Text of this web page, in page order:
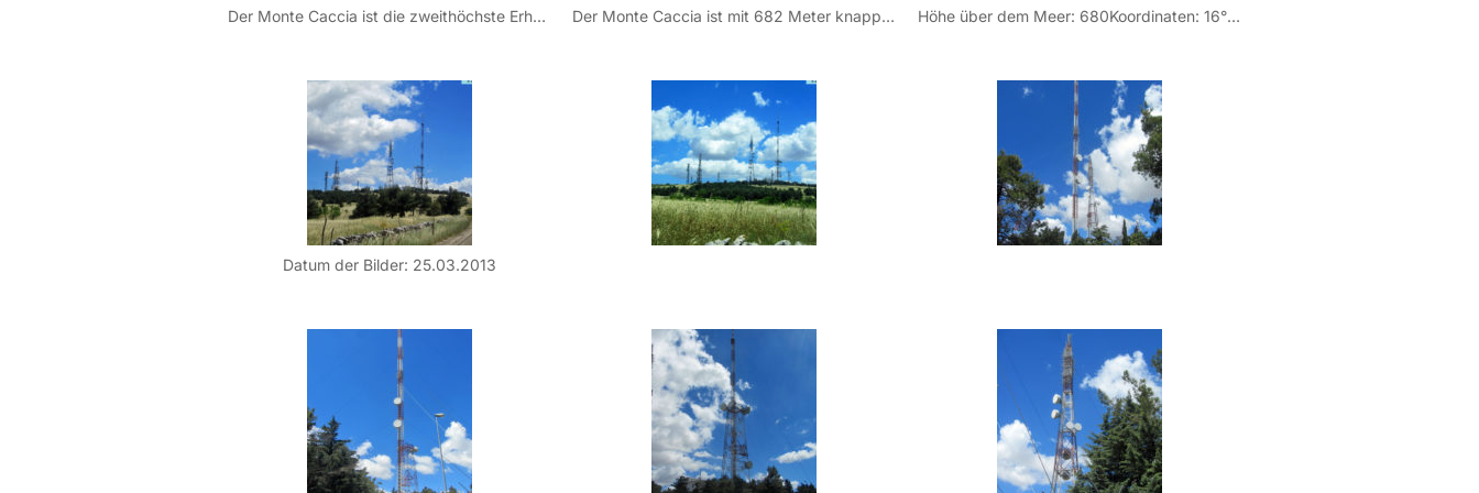
Der Monte Caccia ist die zweithöchste Erhebung der Murgia, einer karstigen etwa 500-600 Höhenmeter hohen Hügelkette, die sich etwa 20 Kilometer entfernt vom Meer von Norden nach Süden zieht. Die Murgia ist durch einen Nationalpark geschützt. Ganz in der Nähe des Monte Caccia befindet sich das berühmte Castel del Monte. Der Monte Caccia ist mit 682 Meter knapp die zweithöchste Erhebung der Murgia. Am Gipfel befindet sich eine wichtige Sendeanlage der RAI (Centro Trasmittente di Monte Caccia), die weite Teile Apuliens und der angrenzenden Region Basilicata versorgt. Höhe über dem Meer: 680Koordinaten: 16° 13′ 19″ Ost / 41° 01′ 09 Nord
Datum der Bilder: 25.03.2013